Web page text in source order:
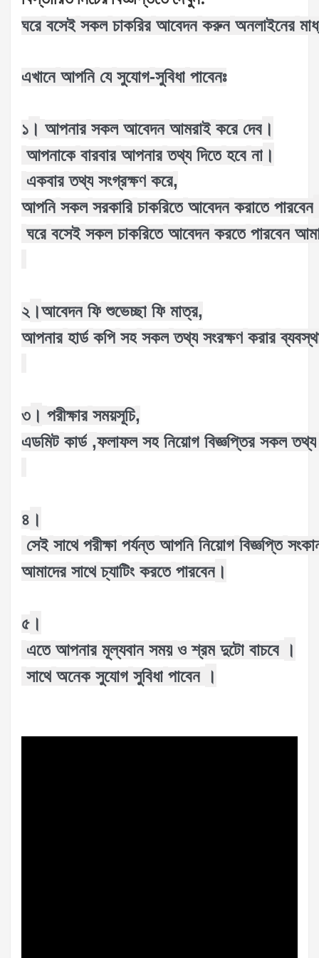
ঘরে বসেই সকল চাকরির আবেদন করুন অনলাইনের
এখানে আপনি যে সুযোগ-সুবিধা পাবেনঃ
১ । আপনার সকল আবেদন আমরাই করে দেব ।
আপনাকে বারবার আপনার তথ্য দিতে হবে না ।
একবার তথ্য সংগ্রক্ষণ করে,
আপনি সকল সরকারি চাকরিতে আবেদন করাতে পারবেন
ঘরে বসেই সকল চাকরিতে আবেদন করতে পারবেন
২ ।আবেদন ফি শুভেচ্ছা ফি মাত্র,
আপনার হার্ড কপি সহ সকল তথ্য সংরক্ষণ করার
৩ । পরীক্ষার সময়সূচি,
এডমিট কার্ড ,ফলাফল সহ নিয়োগ বিজ্ঞপ্তির সকল তথ্য
৪ ।
সেই সাথে পরীক্ষা পর্যন্ত আপনি নিয়োগ বিজ্ঞপ্তি
আমাদের সাথে চ্যাটিং করতে পারবেন ।
৫ ।
এতে আপনার মূল্যবান সময় ও শ্রম দুটো বাচবে ।
সাথে অনেক সুযোগ সুবিধা পাবেন ।